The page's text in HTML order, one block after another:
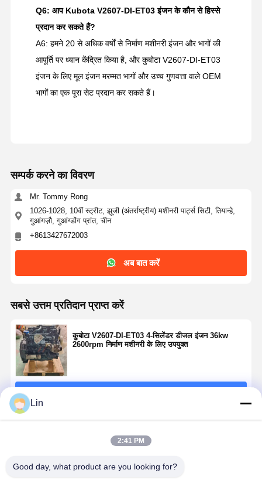
Q6: आप Kubota V2607-DI-ET03 इंजन के कौन से हिस्से
प्रदान कर सकते हैं?
A6: हमने 20 से अधिक वर्षों से निर्माण मशीनरी इंजन और भागों की
आपूर्ति पर ध्यान केंद्रित किया है, और कुबोटा V2607-DI-ET03
इंजन के लिए मूल इंजन मरम्मत भागों और उच्च गुणवत्ता वाले OEM
भागों का एक पूरा सेट प्रदान कर सकते हैं।
सम्पर्क करने का विवरण
Mr. Tommy Rong
1026-1028, 10वीं स्ट्रीट, झूजी (अंतर्राष्ट्रीय) मशीनरी पार्ट्स सिटी, तियान्हे,
गुआंगज़ौ, गुआंग्डोंग प्रांत, चीन
+8613427672003
अब बात करें
सबसे उत्तम प्रतिदान प्राप्त करें
कुबोटा V2607-DI-ET03 4-सिलेंडर डीजल इंजन 36kw
2600rpm निर्माण मशीनरी के लिए उपयुक्त
Lin
2:41 PM
Good day, what product are you looking for?